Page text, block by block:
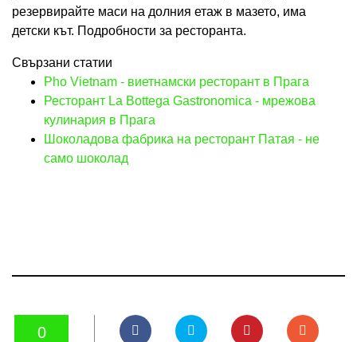
резервирайте маси на долния етаж в мазето, има
детски кът. Подробности за ресторанта.
Свързани статии
Pho Vietnam - виетнамски ресторант в Прага
Ресторант La Bottega Gastronomica - мрежова
кулинария в Прага
Шоколадова фабрика на ресторант Патая - не
само шоколад
0